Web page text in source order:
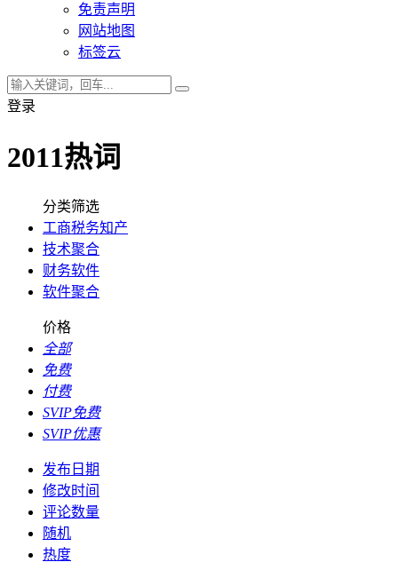
免责声明
网站地图
标签云
登录
2011热词
分类筛选
工商税务知产
技术聚合
财务软件
软件聚合
价格
全部
免费
付费
SVIP免费
SVIP优惠
发布日期
修改时间
评论数量
随机
热度